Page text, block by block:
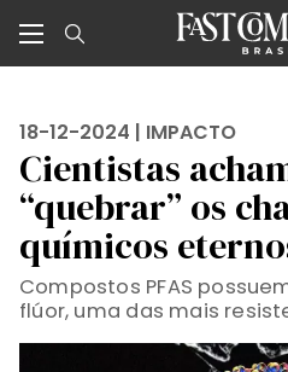
18-12-2024 | IMPACTO
Cientistas
“quebrar” os
químicos
Compostos PFAS
flúor, uma das mais